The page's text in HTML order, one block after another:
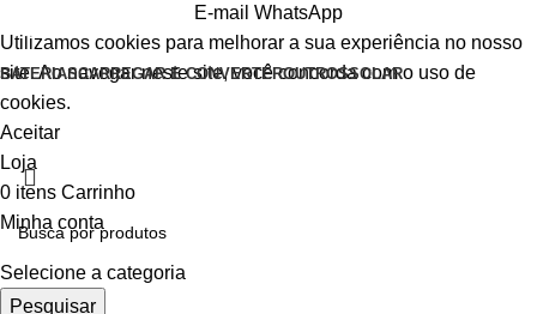
BATERIASCARREGAR E CONVERTEROUTROSSOLAR
E-mail WhatsApp
Utilizamos cookies para melhorar a sua experiência no nosso
site. Ao navegar neste site, você concorda com o uso de
cookies.
Aceitar
Selecione a categoria
Pesquisar
Loja
0 itens Carrinho
Minha conta